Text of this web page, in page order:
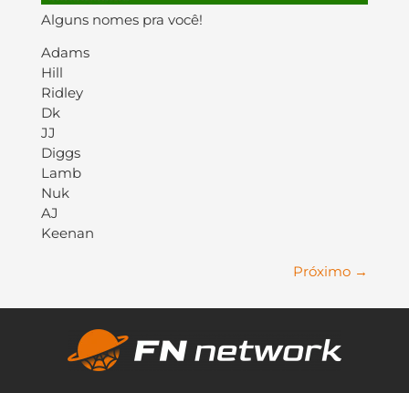
Alguns nomes pra você!
Adams
Hill
Ridley
Dk
JJ
Diggs
Lamb
Nuk
AJ
Keenan
Próximo →